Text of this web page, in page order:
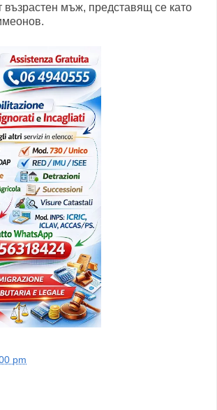
възрастен мъж, представящ се като
pm